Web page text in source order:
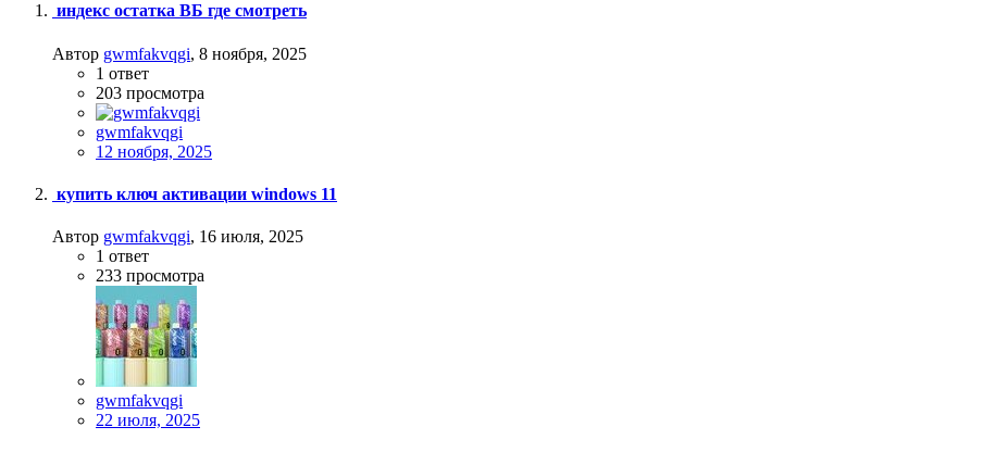
индекс остатка ВБ где смотреть
Автор gwmfakvqgi, 8 ноября, 2025
1 ответ
203 просмотра
gwmfakvqgi
12 ноября, 2025
купить ключ активации windows 11
Автор gwmfakvqgi, 16 июля, 2025
1 ответ
233 просмотра
gwmfakvqgi
22 июля, 2025